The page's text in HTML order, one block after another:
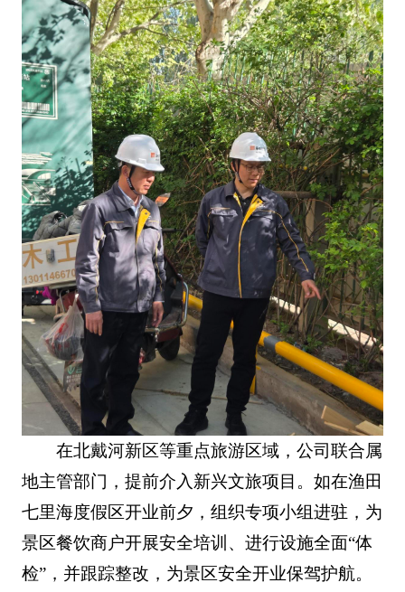
在北戴河新区等重点旅游区域，公司联合属
地主管部门，提前介入新兴文旅项目。如在渔田
七里海度假区开业前夕，组织专项小组进驻，为
景区餐饮商户开展安全培训、进行设施全面“体
检”，并跟踪整改，为景区安全开业保驾护航。